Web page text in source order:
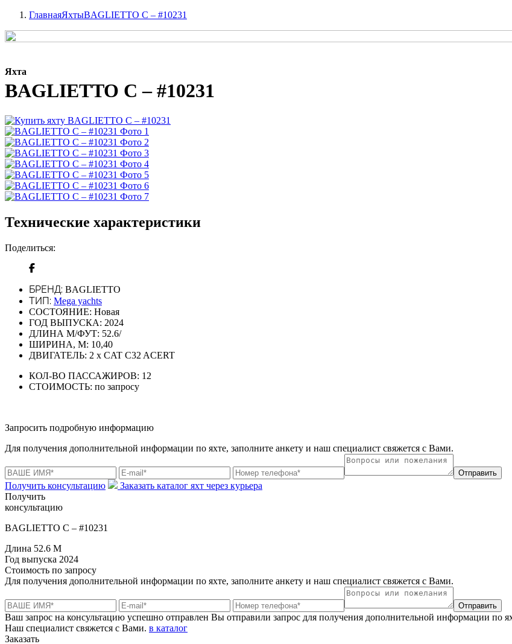
ГлавнаяЯхтыBAGLIETTO C – #10231
Яхта
BAGLIETTO C – #10231
Технические характеристики
Поделиться:
БРЕНД: BAGLIETTO
ТИП: Mega yachts
СОСТОЯНИЕ: Новая
ГОД ВЫПУСКА: 2024
ДЛИНА М/ФУТ: 52.6/
ШИРИНА, М: 10,40
ДВИГАТЕЛЬ: 2 x CAT C32 ACERT
КОЛ-ВО ПАССАЖИРОВ: 12
СТОИМОСТЬ: по запросу
Запросить подробную информацию
Для получения дополнительной информации по яхте, заполните анкету и наш специалист свяжется с Вами.
Отправить
Получить консультацию
Заказать каталог яхт через курьера
Получить
консультацию
BAGLIETTO C – #10231
Длина 52.6 M
Год выпуска 2024
Стоимость по запросу
Для получения дополнительной информации по яхте, заполните анкету и наш специалист свяжется с Вами.
Отправить
Ваш запрос на консультацию успешно отправлен Вы отправили запрос для получения дополнительной информации по
Наш специалист свяжется с Вами. в каталог
Заказать